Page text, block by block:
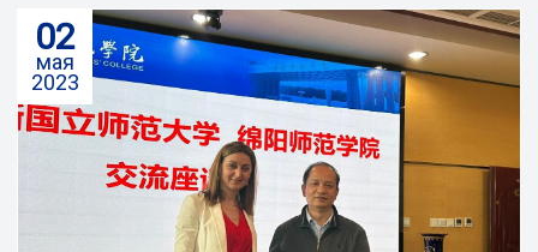
02
мая
2023